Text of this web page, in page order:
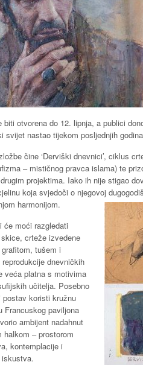
biti otvorena do 12. lipnja, a publici
svijet nastao tijekom posljednjih
čine ‘Derviški dnevnici’, ciklus
– mističnog pravca islama) te
projektima. Iako ih nije stigao
koja svjedoči o njegovoj
harmonijom.
će moći razgledati
crteže izvedene
tušem i
dnevničkih
veća platna s motivima
učitelja. Posebno
postav koristi kružnu
Francuskog paviljona
ambijent nadahnut
halkom – prostorom
kontemplacije i
iskustva.